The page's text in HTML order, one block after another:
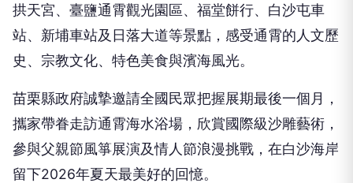
拱天宮、臺鹽通霄觀光園區、福堂餅行、白沙屯車
站、新埔車站及日落大道等景點，感受通霄的人文歷
史、宗教文化、特色美食與濱海風光。
苗栗縣政府誠摯邀請全國民眾把握展期最後一個月，
攜家帶眷走訪通霄海水浴場，欣賞國際級沙雕藝術，
參與父親節風箏展演及情人節浪漫挑戰，在白沙海岸
留下2026年夏天最美好的回憶。